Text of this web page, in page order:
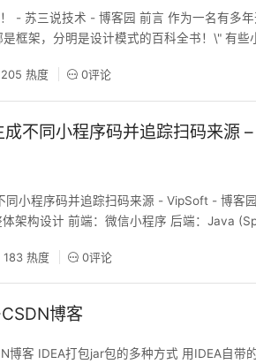
- 苏三说技术 - 博客园 前言 作为一名有多年
框架，分明是设计模式的百科全书！\" 有些
模式：流程骨架大师 场景
205 热度 0评论
不同小程序码并追踪扫码来源
小程序码并追踪扫码来源 - VipSoft - 博客
架构设计 前端：微信小程序 后端：Java
183 热度 0评论
博客
博客 IDEA打包jar包的多种方式 用IDEA自带